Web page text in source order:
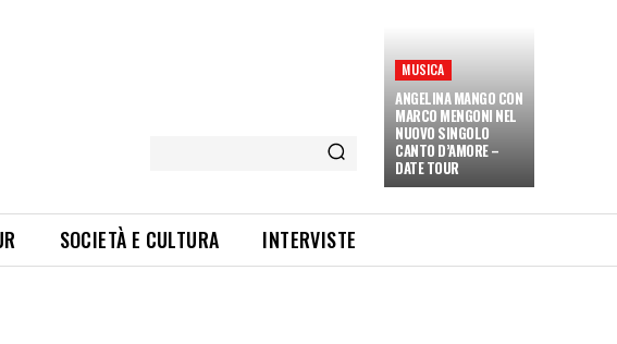
MUSICA
ANGELINA MANGO CON
MARCO MENGONI NEL
NUOVO SINGOLO
CANTO D’AMORE –
DATE TOUR
SOCIETÀ E CULTURA INTERVISTE